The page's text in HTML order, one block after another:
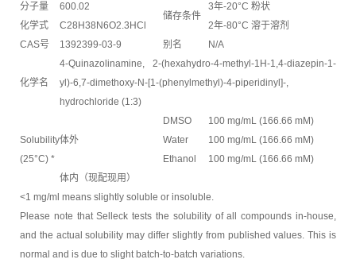
分子量
600.02
储存条件
3年-20°C 粉状
2年-80°C 溶于溶剂
化学式
C28H38N6O2.3HCl
CAS号
1392399-03-9 别名 N/A
化学名
4-Quinazolinamine, 2-(hexahydro-4-methyl-1H-1,4-diazepin-1-
yl)-6,7-dimethoxy-N-[1-(phenylmethyl)-4-piperidinyl]-,
hydrochloride (1:3)
Solubility
(25°C) *
体外
DMSO
100 mg/mL (166.66 mM)
Water
100 mg/mL (166.66 mM)
Ethanol
100 mg/mL (166.66 mM)
体内（现配现用）
<1 mg/ml means slightly soluble or insoluble.
Please note that Selleck tests the solubility of all compounds in-house,
and the actual solubility may differ slightly from published values. This is
normal and is due to slight batch-to-batch variations.